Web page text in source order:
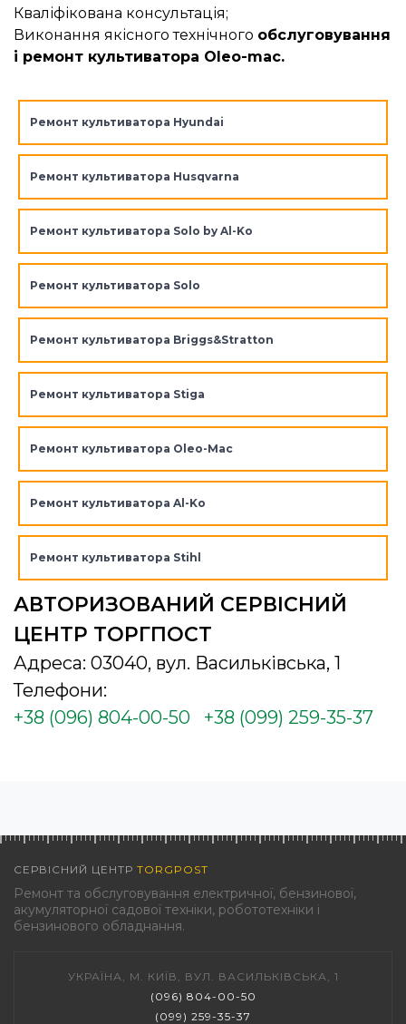
Кваліфікована консультація;
Виконання якісного технічного обслуговування
і ремонт культиватора Oleo-mac.
Ремонт культиватора Hyundai
Ремонт культиватора Husqvarna
Ремонт культиватора Solo by Al-Ko
Ремонт культиватора Solo
Ремонт культиватора Briggs&Stratton
Ремонт культиватора Stiga
Ремонт культиватора Oleo-Mac
Ремонт культиватора Al-Ko
Ремонт культиватора Stihl
АВТОРИЗОВАНИЙ СЕРВІСНИЙ
ЦЕНТР ТОРГПОСТ
Адреса: 03040, вул. Васильківська, 1
Телефони:
+38 (096) 804-00-50
+38 (099) 259-35-37
СЕРВІСНИЙ ЦЕНТР TORGPOST
Ремонт та обслуговування електричної, бензинової,
акумуляторної садової техніки, робототехніки і
бензинового обладнання.
УКРАЇНА, М. КИЇВ, ВУЛ. ВАСИЛЬКІВСЬКА, 1
(096) 804-00-50
(099) 259-35-37